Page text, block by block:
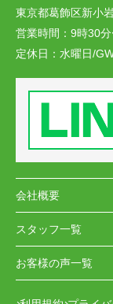
東京都葛飾区新小
営業時間： 9時30
定休日： 水曜日/
会社概要
スタッフ一覧
お客様の声一覧